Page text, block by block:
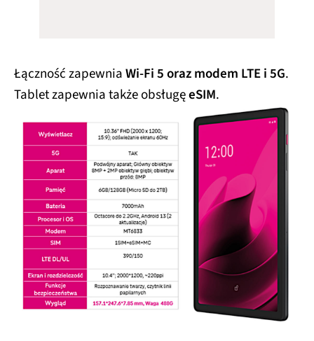
Łączność zapewniaWi-Fi 5 oraz modem LTE i 5G.
Tablet zapewnia także obsługęeSIM.